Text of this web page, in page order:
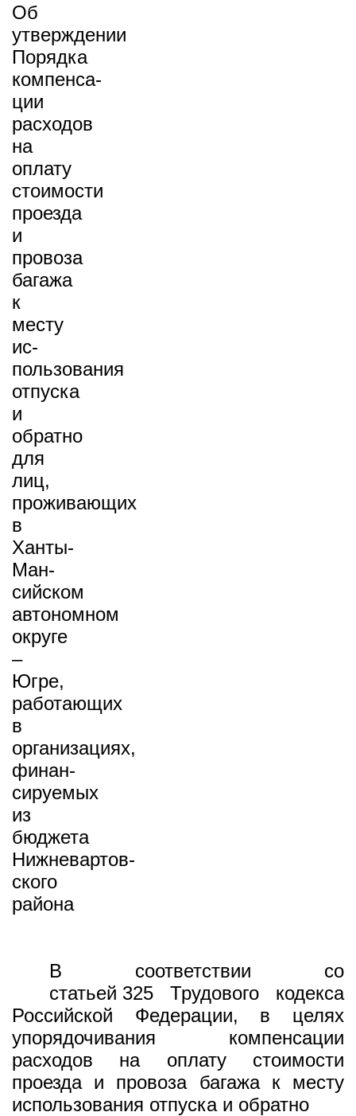
Об
утверждении
Порядка
компенса­
ции
расходов
на
оплату
стоимости
проезда
и
провоза
багажа
к
месту
ис­
пользования
отпуска
и
обратно
для
лиц,
проживающих
в
Ханты-
Ман­
сийском
автономном
округе
–
Югре,
работающих
в
организациях,
финан­
сируемых
из
бюджета
Нижневартов­
ского
района
В соответствии со
статьей 325 Трудового кодекса
Российской Федерации, в целях
упорядочивания компенсации
расходов на оплату стоимости
проезда и провоза багажа к месту
использования отпуска и обратно